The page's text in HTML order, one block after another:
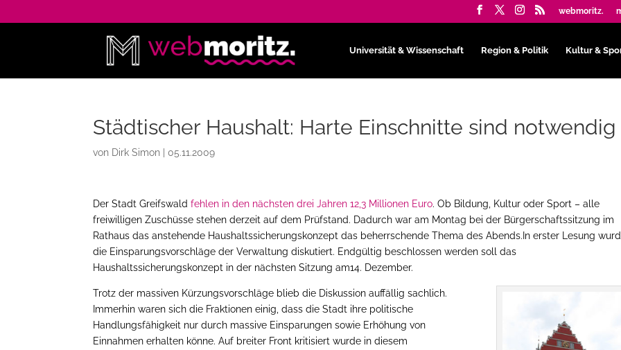
webmoritz.
Universität & Wissenschaft Region & Politik Kultur &
Städtischer Haushalt: Harte Einschnitte sind notwendig
von Dirk Simon |05.11.2009
Der Stadt Greifswaldfehlen in den nächsten drei Jahren 12,3 Millionen Euro. Ob Bildung, Kultur oder Sport – alle
freiwilligen Zuschüsse stehen derzeit auf dem Prüfstand. Dadurch war am Montag bei der Bürgerschaftssitzung im
Rathaus das anstehende Haushaltssicherungskonzept das beherrschende Thema des Abends.In erster Lesung
die Einsparungsvorschläge der Verwaltung diskutiert. Endgültig beschlossen werden soll das
Haushaltssicherungskonzept in der nächsten Sitzung am14. Dezember.
Trotz der massiven Kürzungsvorschläge blieb die Diskussion auffällig sachlich.
Immerhin waren sich die Fraktionen einig, dass die Stadt ihre politische
Handlungsfähigkeit nur durch massive Einsparungen sowie Erhöhung von
Einnahmen erhalten könne. Auf breiter Front kritisiert wurde in diesem